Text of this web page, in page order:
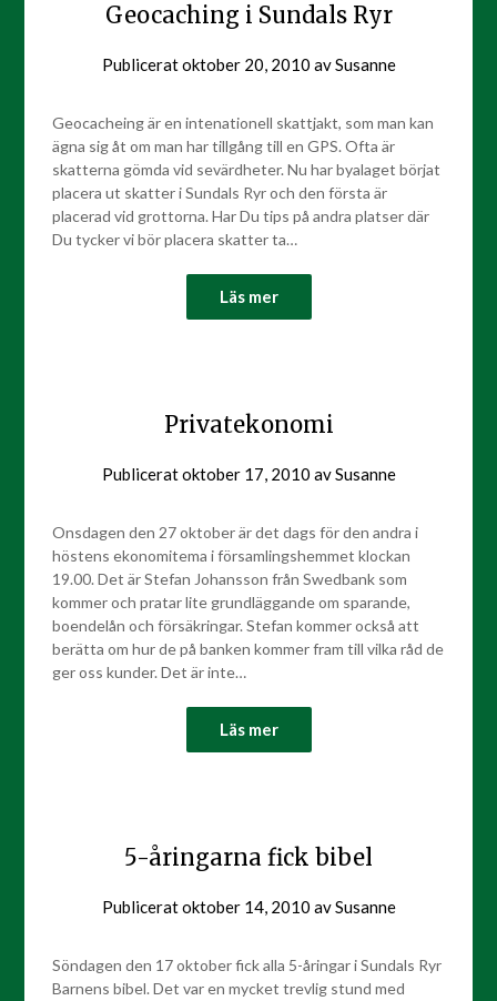
Geocaching i Sundals Ryr
Publiceratoktober 20, 2010 avSusanne
Geocacheing är en intenationell skattjakt, som man kan
ägna sig åt om man har tillgång till en GPS. Ofta är
skatterna gömda vid sevärdheter. Nu har byalaget börjat
placera ut skatter i Sundals Ryr och den första är
placerad vid grottorna. Har Du tips på andra platser där
Du tycker vi bör placera skatter ta…
Läs mer
Privatekonomi
Publiceratoktober 17, 2010 avSusanne
Onsdagen den 27 oktober är det dags för den andra i
höstens ekonomitema i församlingshemmet klockan
19.00. Det är Stefan Johansson från Swedbank som
kommer och pratar lite grundläggande om sparande,
boendelån och försäkringar. Stefan kommer också att
berätta om hur de på banken kommer fram till vilka råd de
ger oss kunder. Det är inte…
Läs mer
5-åringarna fick bibel
Publiceratoktober 14, 2010 avSusanne
Söndagen den 17 oktober fick alla 5-åringar i Sundals Ryr
Barnens bibel. Det var en mycket trevlig stund med